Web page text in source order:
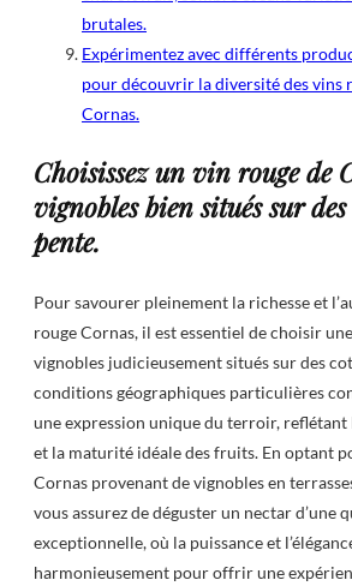
brutales.
Expérimentez avec différents
pour découvrir la diversité des vins
Cornas.
Choisissez un vin rouge de
vignobles bien situés sur
pente.
Pour savourer pleinement la richesse et
rouge Cornas, il est essentiel de choisir
vignobles judicieusement situés sur des
conditions géographiques particulières
une expression unique du terroir,
et la maturité idéale des fruits. En optant
Cornas provenant de vignobles en
vous assurez de déguster un nectar d’une
exceptionnelle, où la puissance et
harmonieusement pour offrir une